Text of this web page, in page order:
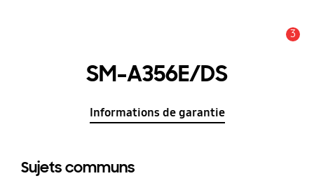
3
SM-A356E/DS
Informations de garantie
Sujets communs